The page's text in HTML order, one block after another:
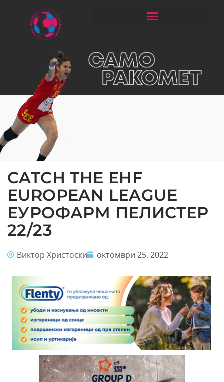
CATCH THE EHF
EUROPEAN LEAGUE
ЕУРОФАРМ ПЕЛИСТЕР
22/23
Виктор Христоски октомври 25, 2022